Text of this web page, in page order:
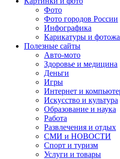
Фото
Фото городов России
Инфографика
Карикатуры и
Полезные сайты
Авто-мото
Здоровье и медицина
Деньги
Игры
Интернет и
Искусство и культура
Образование и наука
Работа
Развлечения и отдых
СМИ и НОВОСТИ
Спорт и туризм
Услуги и товары